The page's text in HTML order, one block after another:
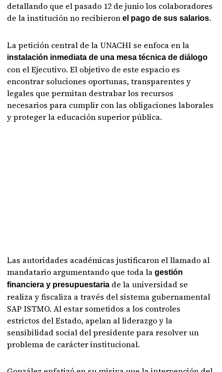
detallando que el pasado 12 de junio los colaboradores
de la institución no recibieronel pago de sus salarios.
La petición central de la UNACHI se enfoca en la
instalación inmediata de una mesa técnica de diálogo
con el Ejecutivo. El objetivo de este espacio es
encontrar soluciones oportunas, transparentes y
legales que permitan destrabar los recursos
necesarios para cumplir con las obligaciones laborales
y proteger la educación superior pública.
Las autoridades académicas justificaron el llamado al
mandatario argumentando que toda lagestión
financiera y presupuestaria de la universidad se
realiza y fiscaliza a través del sistema gubernamental
SAP ISTMO. Al estar sometidos a los controles
estrictos del Estado, apelan al liderazgo y la
sensibilidad social del presidente para resolver un
problema de carácter institucional.